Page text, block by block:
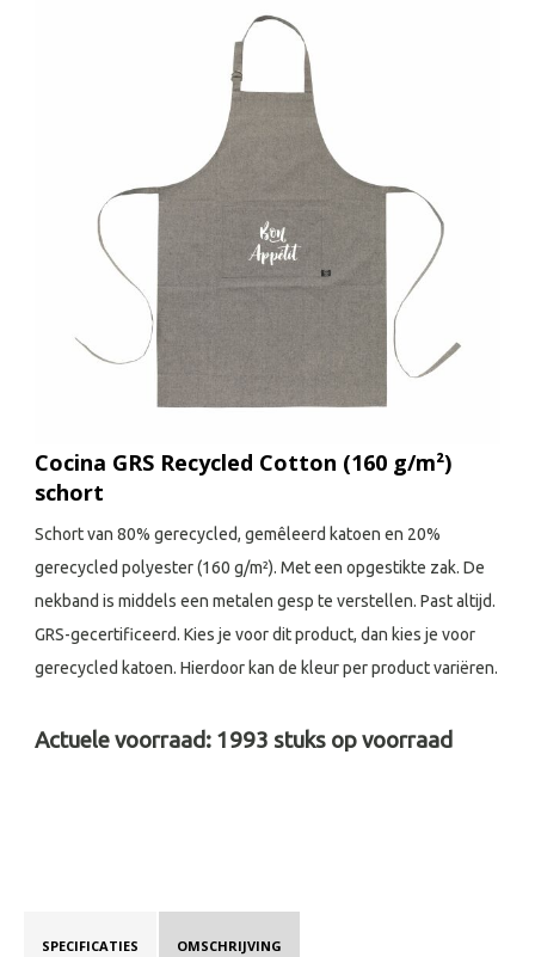
Cocina GRS Recycled Cotton (160 g/m²)
schort
Schort van 80% gerecycled, gemêleerd katoen en 20%
gerecycled polyester (160 g/m²). Met een opgestikte zak. De
nekband is middels een metalen gesp te verstellen. Past altijd.
GRS-gecertificeerd. Kies je voor dit product, dan kies je voor
gerecycled katoen. Hierdoor kan de kleur per product variëren.
Actuele voorraad: 1993 stuks op voorraad
SPECIFICATIES OMSCHRIJVING